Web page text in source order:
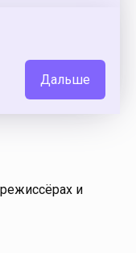
Дальше
и